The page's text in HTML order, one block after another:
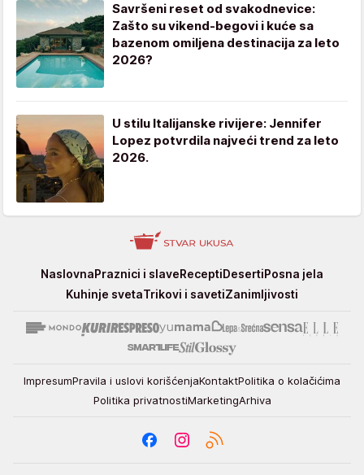
Savršeni reset od svakodnevice:
Zašto su vikend-begovi i kuće sa
bazenom omiljena destinacija za leto
2026?
U stilu Italijanske rivijere: Jennifer
Lopez potvrdila najveći trend za leto
2026.
StvarNaslovnaPraznici i slaveReceptiDesertiPosna jela
Kuhinje svetaTrikovi i savetiZanimljivosti
ImpresumPravila i uslovi korišćenjaKontaktPolitika o kolačićima
Politika privatnostiMarketingArhiva